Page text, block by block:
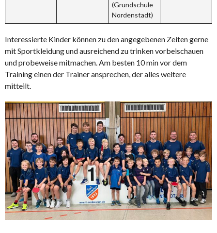
(Grundschule
Nordenstadt)
Interessierte Kinder können zu den angegebenen Zeiten gerne
mit Sportkleidung und ausreichend zu trinken vorbeischauen
und probeweise mitmachen. Am besten 10 min vor dem
Training einen der Trainer ansprechen, der alles weitere
mitteilt.